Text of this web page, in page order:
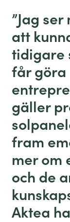
”Jag ser
att
tidigare
får göra
gäller
fram
mer om
och de
Aktea